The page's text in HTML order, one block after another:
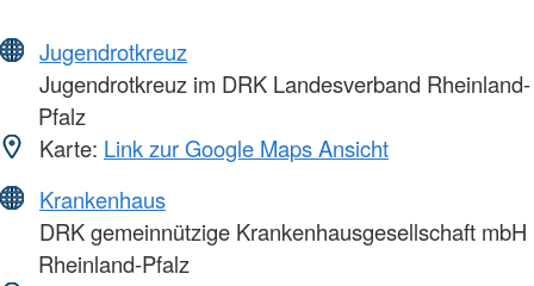
Jugendrotkreuz
Jugendrotkreuz im DRK Landesverband Rheinland-
Pfalz
Karte: Link zur Google Maps Ansicht
Krankenhaus
DRK gemeinnützige Krankenhausgesellschaft mbH
Rheinland-Pfalz